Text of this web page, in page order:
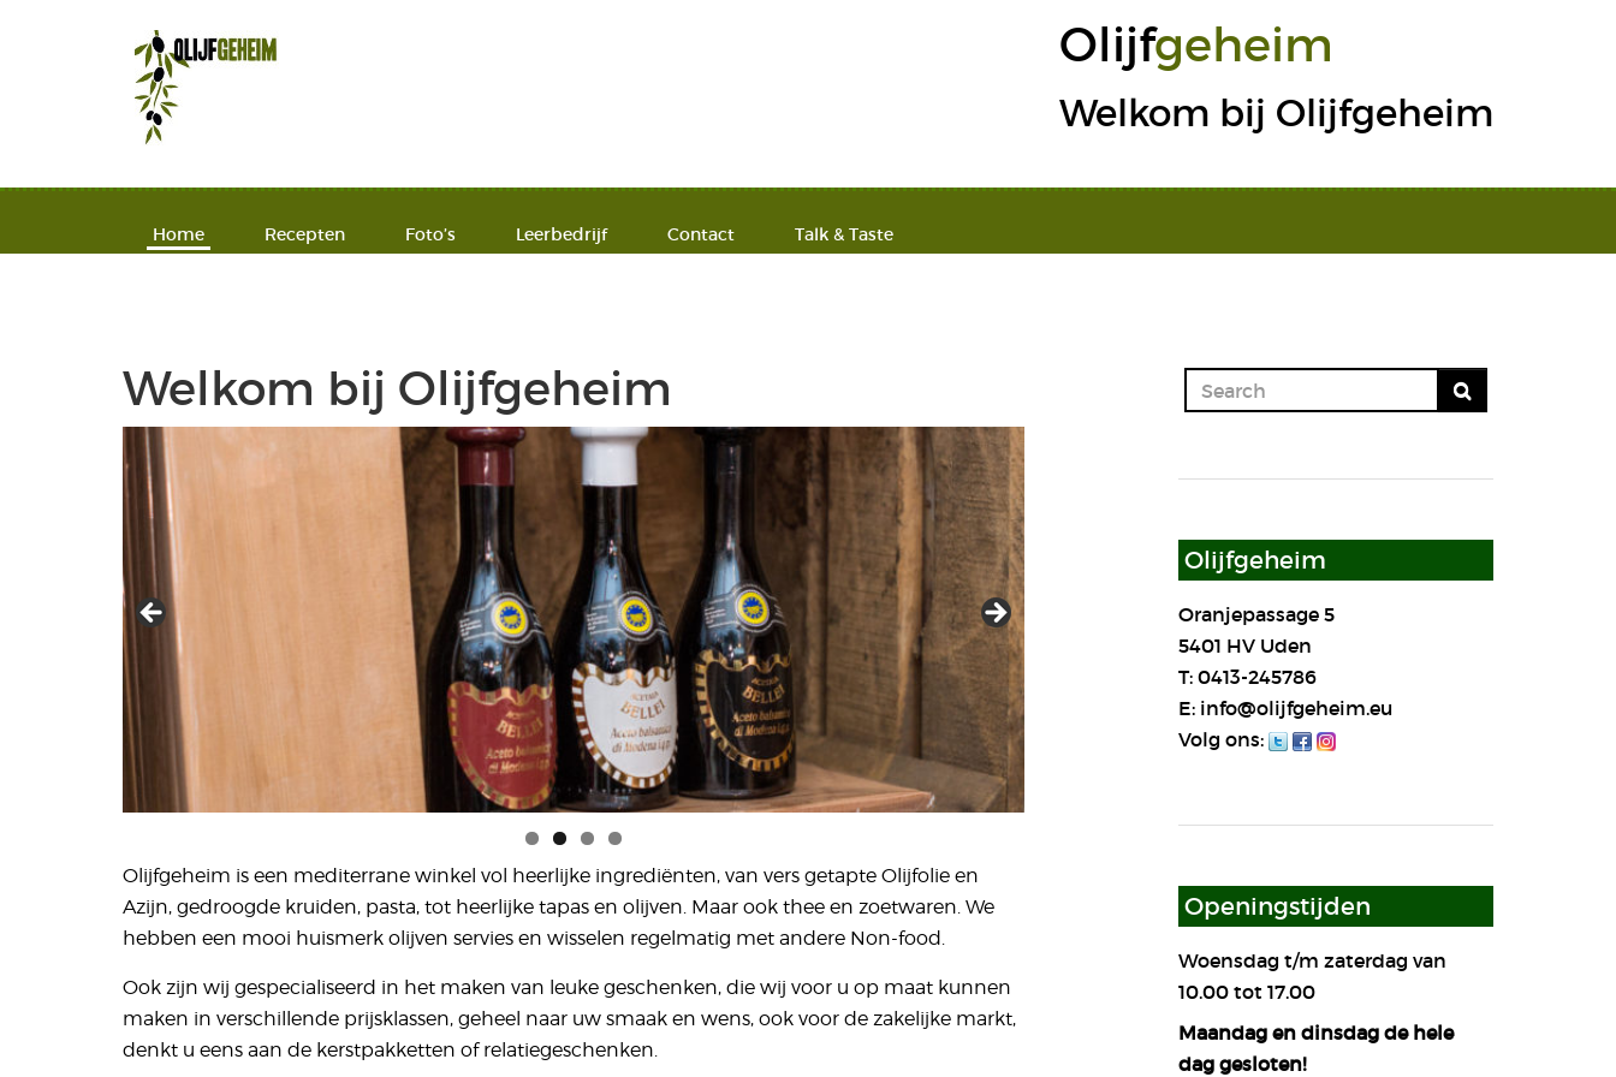
Olijfgeheim
Welkom bij Olijfgeheim
Home Recepten Foto’s Leerbedrijf Contact Talk & Taste
Welkom bij Olijfgeheim
Olijfgeheim is een mediterrane winkel vol heerlijke ingrediënten, van vers getapte Olijfolie en
Azijn, gedroogde kruiden, pasta, tot heerlijke tapas en olijven. Maar ook thee en zoetwaren. We
hebben een mooi huismerk olijven servies en wisselen regelmatig met andere Non-food.
Ook zijn wij gespecialiseerd in het maken van leuke geschenken, die wij voor u op maat kunnen
maken in verschillende prijsklassen, geheel naar uw smaak en wens, ook voor de zakelijke markt,
denkt u eens aan de kerstpakketten of relatiegeschenken.
Olijfgeheim
Oranjepassage 5
5401 HV Uden
T: 0413-245786
E: info@olijfgeheim.eu
Volg ons:
Openingstijden
Woensdag t/m zaterdag van
10.00 tot 17.00
Maandag en dinsdag de hele
dag gesloten!